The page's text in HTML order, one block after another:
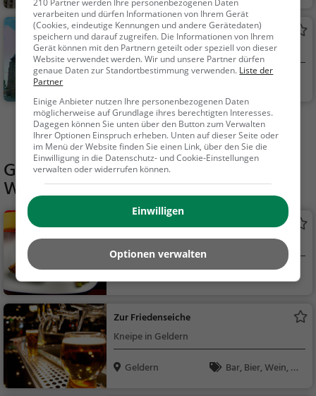
inder
Magdalenenpark
Park in Kerken
Natur
Mehr Aktivitäten in Geldern finden
Gaststätten in der Nähe von Schloss
Walbeck
Steakhaus
Steakhaus in Geldern
Geldern
Restaurant, Steak
Zur Friedenseiche
Kneipe in Geldern
Geldern
Bar, Bier, Wein, Sn
210 Partner werden Ihre personenbezogenen Daten
verarbeiten und dürfen Informationen von Ihrem Gerät
(Cookies, eindeutige Kennungen und andere Gerätedaten)
speichern und darauf zugreifen. Die Informationen von Ihrem
Gerät können mit den Partnern geteilt oder speziell von dieser
Website verwendet werden. Wir und unsere Partner dürfen
genaue Daten zur Standortbestimmung verwenden. Liste der
Partner
Einige Anbieter nutzen Ihre personenbezogenen Daten
möglicherweise auf Grundlage ihres berechtigten Interesses.
Dagegen können Sie unten über den Button zum Verwalten
Ihrer Optionen Einspruch erheben. Unten auf dieser Seite oder
im Menü der Website finden Sie einen Link, über den Sie die
Einwilligung in die Datenschutz- und Cookie-Einstellungen
verwalten oder widerrufen können.
Einwilligen
Optionen verwalten